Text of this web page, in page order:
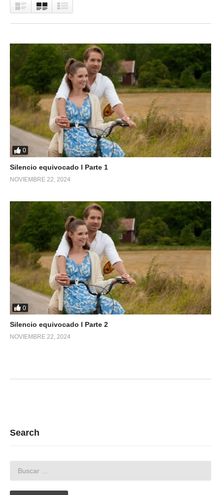
0
Silencio equivocado l Parte 1
NOVIEMBRE 22, 2024
0
Silencio equivocado l Parte 2
NOVIEMBRE 22, 2024
Search